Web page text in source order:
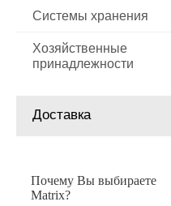
Системы хранения
Хозяйственные
принадлежности
Доставка
Почему Вы выбираете
Matrix?